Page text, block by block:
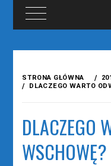
treści
STRONA GŁÓWNA
DLACZEGO WARTO
DLACZEGO
WSCHOWĘ?